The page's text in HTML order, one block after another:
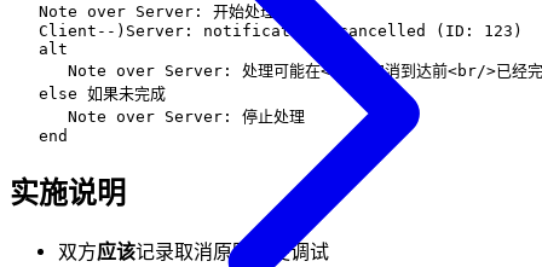
   Note over Server: 开始处理
   Client--)Server: notifications/cancelled (ID: 123)
   alt
Note over Server: 处理可能在<br/>取消到达前<br/>已经
   else 如果未完成
      Note over Server: 停止处理
实施说明
双方应该记录取消原因以便调试